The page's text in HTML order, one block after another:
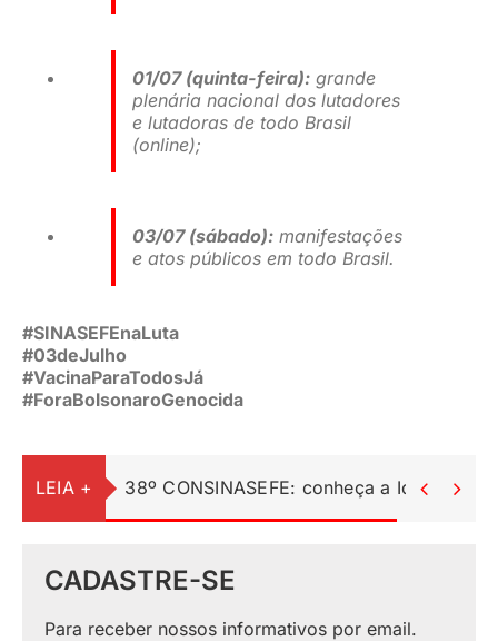
01/07 (quinta-feira):grande
plenária nacional dos lutadores
e lutadoras de todo Brasil
(online);
03/07 (sábado):manifestações
e atos públicos em todo Brasil.
#SINASEFEnaLuta
#03deJulho
#VacinaParaTodosJá
#ForaBolsonaroGenocida
LEIA + 38º CONSINASEFE: conheça a  
CADASTRE-SE
Para receber nossos informativos por email.